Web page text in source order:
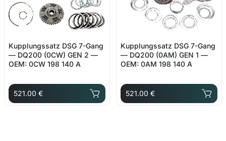
Kupplungssatz DSG 7-Gang
— DQ200 (0CW) GEN 2 —
OEM: 0CW 198 140 A
521.00 €
Kupplungssatz DSG 7-Gang
— DQ200 (0AM) GEN 1 —
OEM: 0AM 198 140 A
521.00 €